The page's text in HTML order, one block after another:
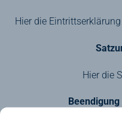
Hier die
Hier die